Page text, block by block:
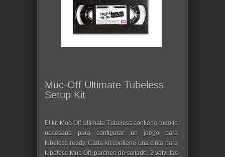
Muc-Off Ultimate Tubeless
Setup Kit
El kit Muc-Off Ultimate Tubeless contiene todo lo
necesario para configurar un juego para
tubeless ready. Cada kit contiene una cinta para
tubeless Muc-Off, parches de sellado, 2 válvulas